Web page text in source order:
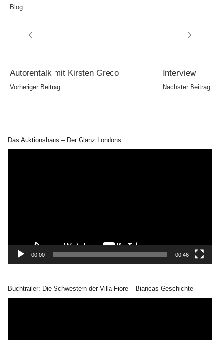
Blog
Beitragsnavigation
Nächster
Beitrag
Interview
Nächster Beitrag
Vorheriger
Beitrag
Autorentalk mit Kirsten Greco
Vorheriger Beitrag
Das Auktionshaus – Der Glanz Londons
00:00 00:46
Buchtrailer: Die Schwestern der Villa Fiore – Biancas Geschichte